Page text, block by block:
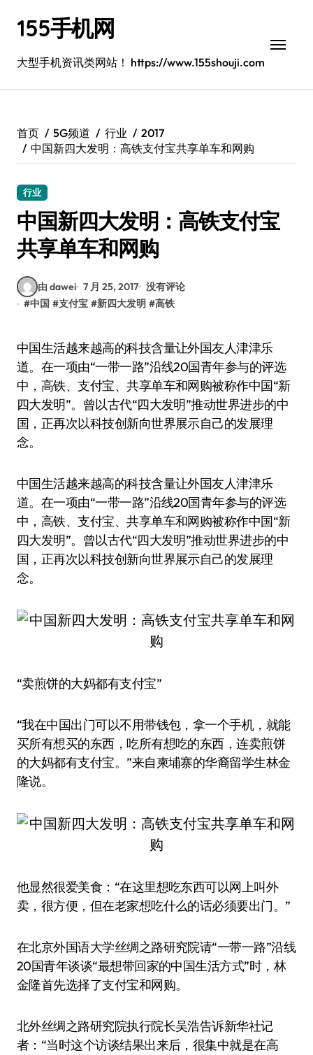
155手机网
大型手机资讯类网站！ https://www.155shouji.com
首页 5G频道 行业
2017
中国新四大发明：高铁支付宝共享单车和网购
行业
中国新四大发明：高铁支付宝
共享单车和网购
由 dawei 7 月 25, 2017 没有评论
#中国 #支付宝 #新四大发明 #高铁
中国生活越来越高的科技含量让外国友人津津乐
道。在一项由“一带一路”沿线20国青年参与的评选
中，高铁、支付宝、共享单车和网购被称作中国“新
四大发明”。曾以古代“四大发明”推动世界进步的中
国，正再次以科技创新向世界展示自己的发展理
念。
中国生活越来越高的科技含量让外国友人津津乐
道。在一项由“一带一路”沿线20国青年参与的评选
中，高铁、支付宝、共享单车和网购被称作中国“新
四大发明”。曾以古代“四大发明”推动世界进步的中
国，正再次以科技创新向世界展示自己的发展理
念。
“卖煎饼的大妈都有支付宝”
“我在中国出门可以不用带钱包，拿一个手机，就能
买所有想买的东西，吃所有想吃的东西，连卖煎饼
的大妈都有支付宝。”来自柬埔寨的华裔留学生林金
隆说。
他显然很爱美食：“在这里想吃东西可以网上叫外
卖，很方便，但在老家想吃什么的话必须要出门。”
在北京外国语大学丝绸之路研究院请“一带一路”沿线
20国青年谈谈“最想带回家的中国生活方式”时，林
金隆首先选择了支付宝和网购。
北外丝绸之路研究院执行院长吴浩告诉新华社记
者：“当时这个访谈结果出来后，很集中就是在高